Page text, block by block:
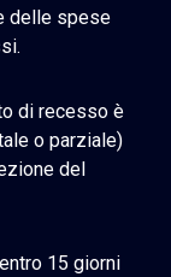
delle spese
di recesso è
o parziale)
del
15 giorni